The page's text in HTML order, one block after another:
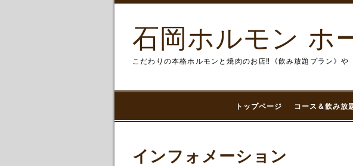
石岡ホルモン ホ
こだわりの本格ホルモンと焼肉のお店‼︎《飲み放題プラン》や
トップページ コース＆飲み放
インフォメーション